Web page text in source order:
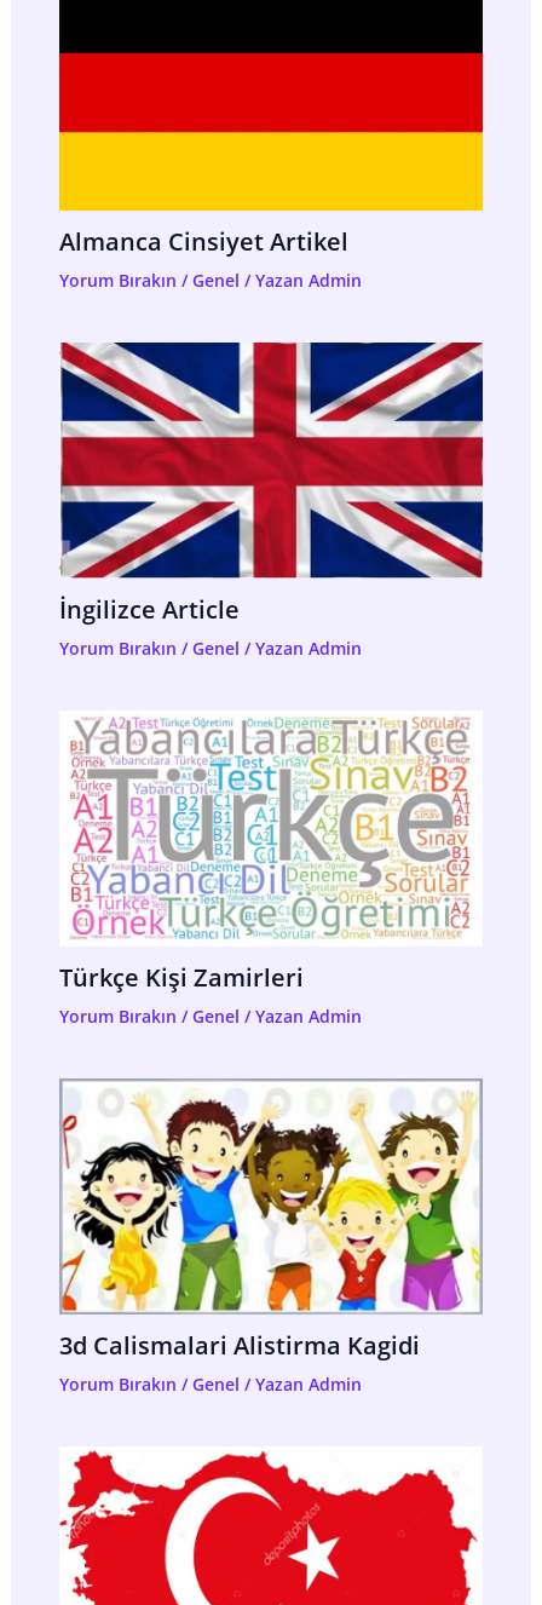
Almanca Cinsiyet Artikel
Yorum Bırakın /Genel / Yazan Admin
İngilizce Article
Yorum Bırakın /Genel / Yazan Admin
Türkçe Kişi Zamirleri
Yorum Bırakın /Genel / Yazan Admin
3d Calismalari Alistirma Kagidi
Yorum Bırakın /Genel / Yazan Admin